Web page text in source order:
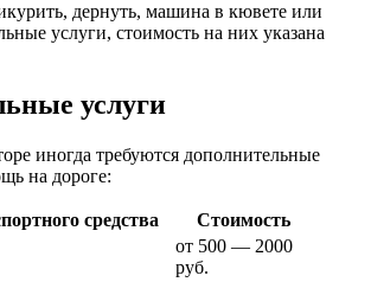
дернуть, машина в кювете или
услуги, стоимость на них указана
услуги
иногда требуются дополнительные
на дороге:
средства
Стоимость
от 500 — 2000
руб.